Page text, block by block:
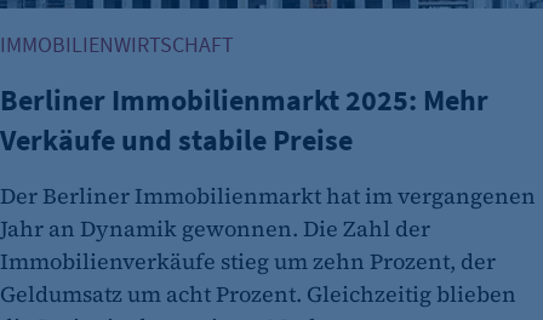
2 Jahre
etracker Analytics
Name:
et_allow_cookies
etracker GmbH
Zweck:
Es erlaubt eTracker Cookies zu setzen.
IMMOBILIENWIRTSCHAFT
Berliner Immobilienmarkt 2025: Mehr
Verkäufe und stabile Preise
Der Berliner Immobilienmarkt hat im vergangenen
Jahr an Dynamik gewonnen. Die Zahl der
Immobilienverkäufe stieg um zehn Prozent, der
Geldumsatz um acht Prozent. Gleichzeitig blieben